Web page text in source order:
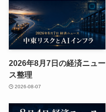
2026年8月7日の経済ニュー
ス整理
2026-08-07